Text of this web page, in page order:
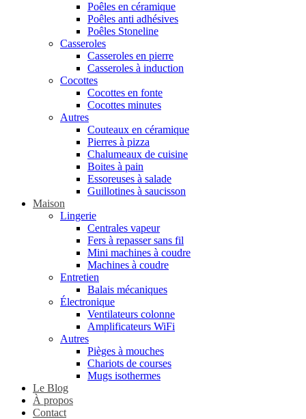
Poêles en céramique
Poêles anti adhésives
Poêles Stoneline
Casseroles
Casseroles en pierre
Casseroles à induction
Cocottes
Cocottes en fonte
Cocottes minutes
Autres
Couteaux en céramique
Pierres à pizza
Chalumeaux de cuisine
Boites à pain
Essoreuses à salade
Guillotines à saucisson
Maison
Lingerie
Centrales vapeur
Fers à repasser sans fil
Mini machines à coudre
Machines à coudre
Entretien
Balais mécaniques
Électronique
Ventilateurs colonne
Amplificateurs WiFi
Autres
Pièges à mouches
Chariots de courses
Mugs isothermes
Le Blog
À propos
Contact